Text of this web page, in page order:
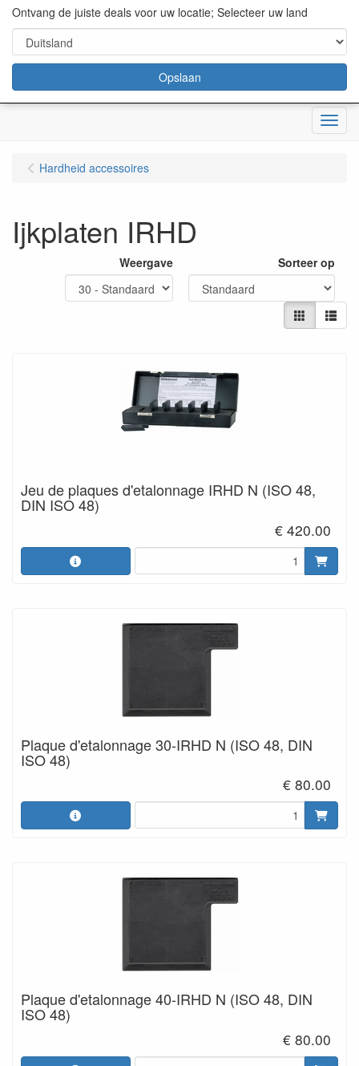
content="18/11/2025″/>
Menu
Hardheid accessoires
Ijkplaten IRHD
Weergave Sorteer op
Jeu de plaques d'etalonnage IRHD N (ISO 48,
DIN ISO 48)
€ 420.00
Plaque d'etalonnage 30-IRHD N (ISO 48, DIN
ISO 48)
€ 80.00
Plaque d'etalonnage 40-IRHD N (ISO 48, DIN
ISO 48)
€ 80.00
Ontvang de juiste deals voor uw locatie; Selecteer uw land
Opslaan